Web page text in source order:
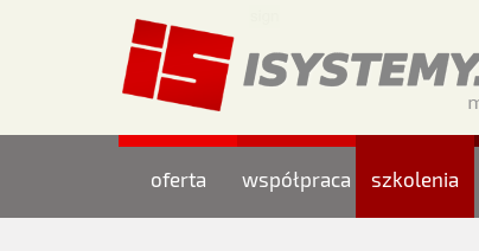
oferta współpraca szkolenia